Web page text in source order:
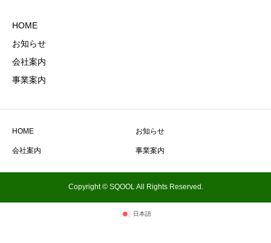
HOME
お知らせ
会社案内
事業案内
HOME お知らせ
会社案内 事業案内
Copyright © SQOOL All Rights Reserved.
日本語